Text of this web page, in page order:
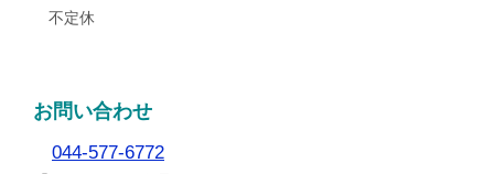
不定休
お問い合わせ
044-577-6772